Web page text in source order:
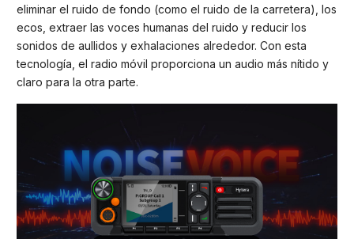
eliminar el ruido de fondo (como el ruido de la carretera), los
ecos, extraer las voces humanas del ruido y reducir los
sonidos de aullidos y exhalaciones alrededor. Con esta
tecnología, el radio móvil proporciona un audio más nítido y
claro para la otra parte.